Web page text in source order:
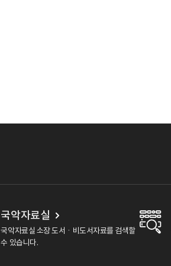
국악자료실
국악자료실 소장 도서ㆍ비도서자료를 검색할
수 있습니다.